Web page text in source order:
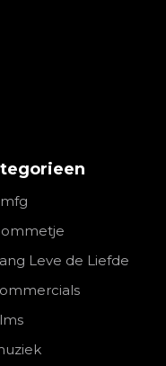
Leve de Liefde